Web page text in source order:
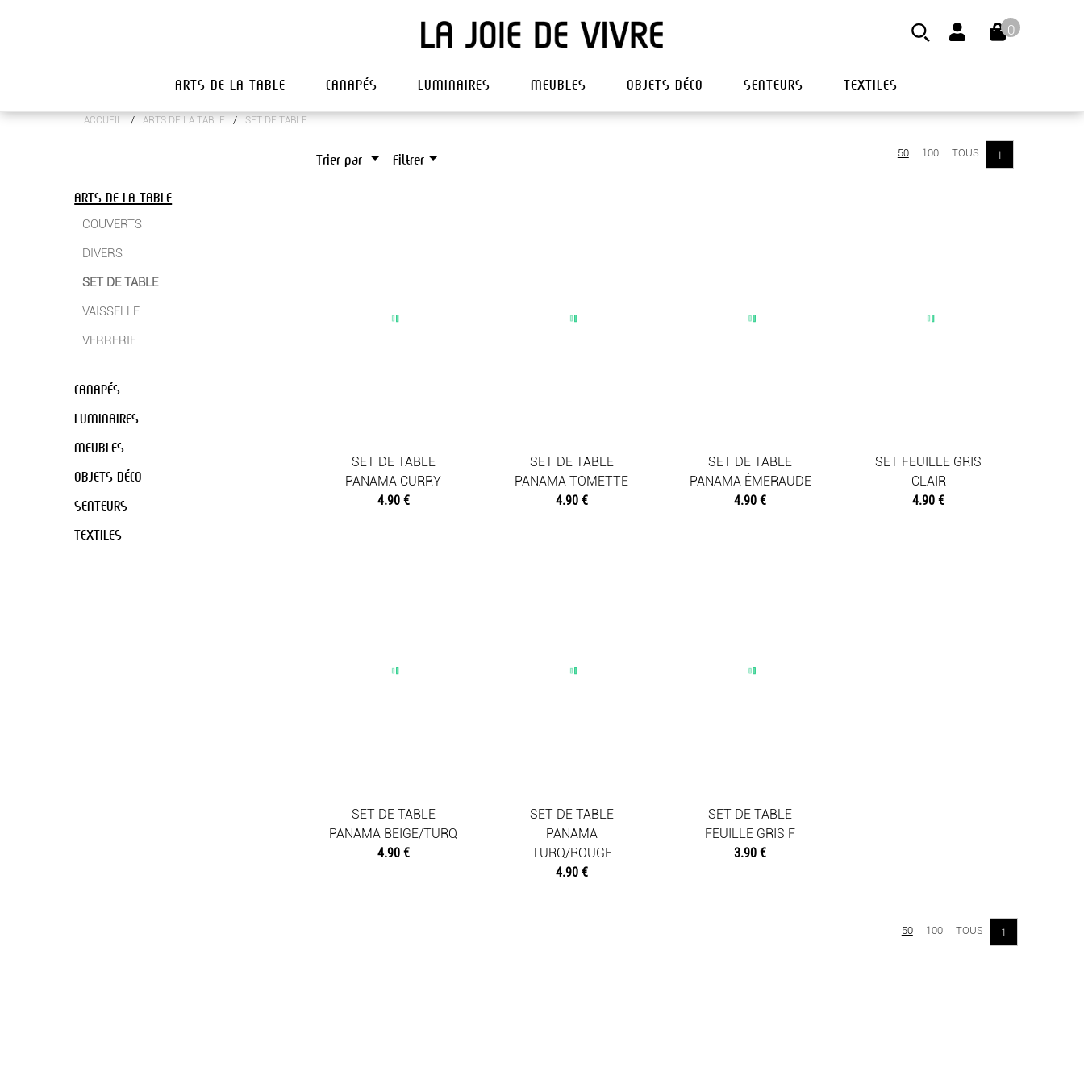
0
ARTS DE LA TABLE CANAPÉS LUMINAIRES MEUBLES OBJETS DÉCO SENTEURS TEXTILES
ACCUEIL / ARTS DE LA TABLE / SET DE TABLE
ARTS DE LA TABLE
COUVERTS
DIVERS
SET DE TABLE
VAISSELLE
VERRERIE
CANAPÉS
LUMINAIRES
MEUBLES
OBJETS DÉCO
SENTEURS
TEXTILES
Filtrer
Trier par 50 100 TOUS 1
SET DE TABLE
PANAMA CURRY
4.90 €
SET DE TABLE
PANAMA TOMETTE
4.90 €
SET DE TABLE
PANAMA ÉMERAUDE
4.90 €
SET FEUILLE GRIS
CLAIR
4.90 €
SET DE TABLE
PANAMA BEIGE/TURQ
4.90 €
SET DE TABLE
PANAMA
TURQ/ROUGE
4.90 €
SET DE TABLE
FEUILLE GRIS F
3.90 €
50 100 TOUS 1